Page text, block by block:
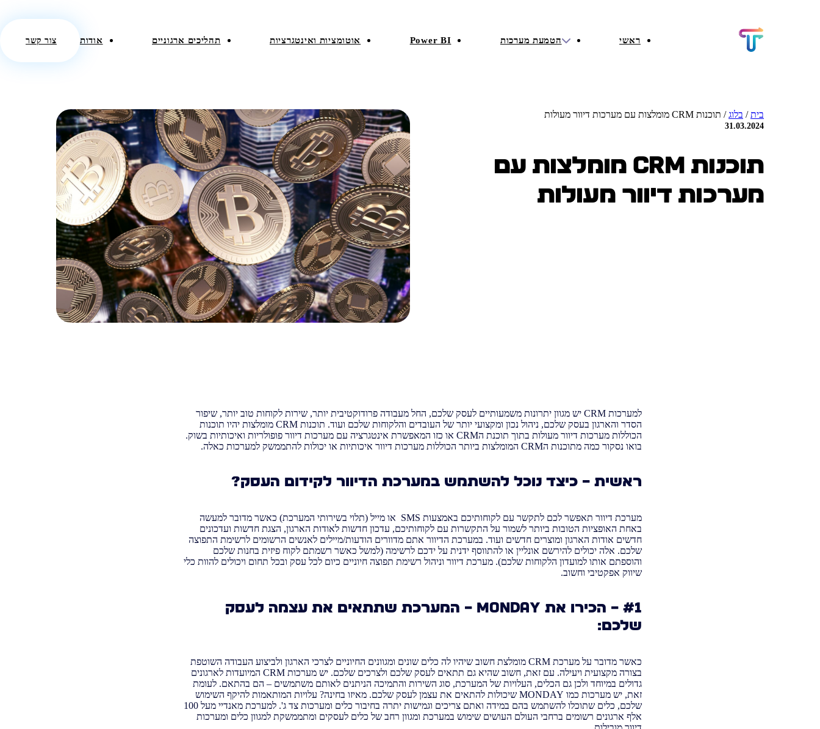
ראשי הטמעת מערכות Power BI אוטומציות ואינטגרציות תהליכים ארגוניים אודות צור קשר
בית/ בלוג/ תוכנות CRM מומלצות עם מערכות דיוור מעולות
31.03.2024
תוכנות CRM מומלצות עם
מערכות דיוור מעולות
למערכות CRM יש מגוון יתרונות משמעותיים לעסק שלכם, החל מעבודה פרודוקטיבית יותר, שירות לקוחות טוב יותר, שיפור
הסדר והארגון בעסק שלכם, ניהול נכון ומקצועי יותר של העובדים והלקוחות שלכם ועוד. תוכנות CRM מומלצות יהיו תוכנות
הכוללות מערכות דיוור מעולות בתוך תוכנת הCRM או כזו המאפשרת אינטגרציה עם מערכות דיוור פופולריות ואיכותיות בשוק.
בואו נסקור כמה מתוכנות הCRM המומלצות ביותר הכוללות מערכות דיוור איכותיות או יכולות להתממשק למערכות כאלה.
ראשית – כיצד נוכל להשתמש במערכת הדיוור לקידום העסק?
מערכת דיוור תאפשר לכם לתקשר עם לקוחותיכם באמצעות SMS או מייל (תלוי בשירותי המערכת) כאשר מדובר למעשה
באחת האופציות הטובות ביותר לשמור על התקשרות עם לקוחותיכם, עדכון חדשות לאודות הארגון, הצגת חדשות ועדכונים
חדשים אודות הארגון ומוצרים חדשים ועוד. במערכת הדיוור אתם מדוורים הודעות/מיילים לאנשים הרשומים לרשימת התפוצה
שלכם. אלה יכולים להירשם אונליין או להתווסף ידנית על ידכם לרשימה (למשל כאשר רשמתם לקוח פיזית בחנות שלכם
והוספתם אותו למועדון הלקוחות שלכם). מערכת דיוור וניהול רשימת תפוצה חיוניים כיום לכל עסק ובכל תחום ויכולים להוות כלי
שיווק אפקטיבי וחשוב.
#1 – הכירו את MONDAY – המערכת שתתאים את עצמה לעסק
שלכם:
כאשר מדובר על מערכת CRM מומלצת חשוב שיהיו לה כלים שונים ומגוונים החיוניים לצרכי הארגון ולביצוע העבודה השוטפת
בצורה מקצועית ויעילה. עם זאת, חשוב שהיא גם תתאים לעסק שלכם ולצרכים שלכם. יש מערכות CRM המיועדות לארגונים
גדולים במיוחד ולכן גם הכלים, העלויות של המערכת, סוג השירות והתמיכה הניתנים לאותם משתמשים – הם בהתאם. לעומת
זאת, יש מערכות כמו MONDAY שיכולות להתאים את עצמן לעסק שלכם. מאיזו בחינה? עלויות המותאמות להיקף השימוש
שלכם, כלים שתוכלו להשתמש בהם במידה ואתם צריכים וגמישות יתרה בחיבור כלים ומערכות צד ג'. למערכת מאנדיי מעל 100
אלף ארגונים רשומים ברחבי העולם העושים שימוש במערכת ומגוון רחב של כלים לעסקים ומתממשקת למגוון כלים ומערכות